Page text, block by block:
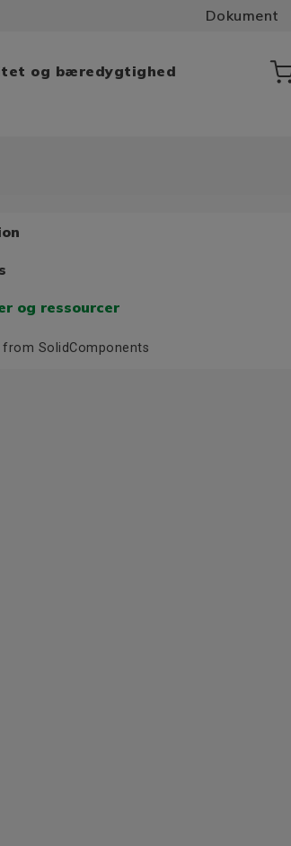
Dokument
og bæredygtighed
og ressourcer
from SolidComponents